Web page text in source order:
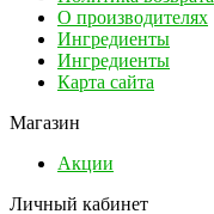
О производителях
Ингредиенты
Ингредиенты
Карта сайта
Магазин
Акции
Личный кабинет